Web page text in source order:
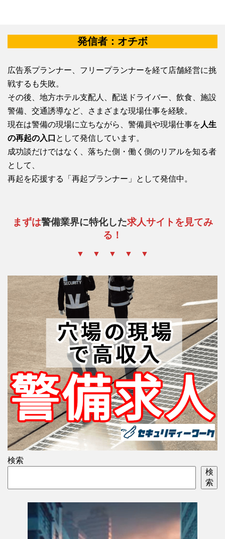
発信者：オチボ
広告系プランナー、フリープランナーを経て店舗経営に挑
戦するも失敗。
その後、地方ホテル支配人、配送ドライバー、飲食、施設
警備、交通誘導など、さまざまな現場仕事を経験。
現在は警備の現場に立ちながら、警備員や現場仕事を 人生
の再起の入口 として発信しています。
成功談だけではなく、落ちた側・働く側のリアルを知る者
として、
再起を応援する「再起プランナー」として発信中。
まずは警備業界に特化した求人サイトを見てみ
る！
▼ ▼ ▼ ▼ ▼
検索
検
索